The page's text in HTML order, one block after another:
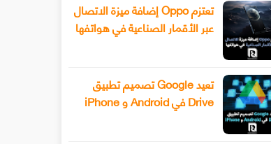
تعتزم Oppo إضافة ميزة الاتصال
عبر الأقمار الصناعية في هواتفها
تعيد Google تصميم تطبيق
Drive في Android و iPhone